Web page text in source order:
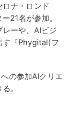
ナ・ロンド
21名が参加。
ーや、AIビジ
す『Phygital(フ
の参加AIクリエ
。